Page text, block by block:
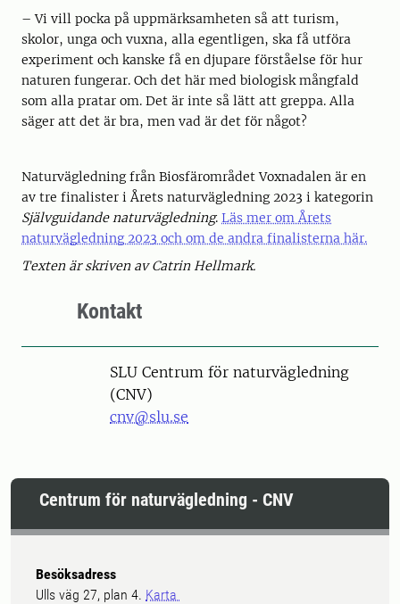
– Vi vill pocka på uppmärksamheten så att turism,
skolor, unga och vuxna, alla egentligen, ska få utföra
experiment och kanske få en djupare förståelse för hur
naturen fungerar. Och det här med biologisk mångfald
som alla pratar om. Det är inte så lätt att greppa. Alla
säger att det är bra, men vad är det för något?
Naturvägledning från Biosfärområdet Voxnadalen är en
av tre finalister i Årets naturvägledning 2023 i kategorin
Självguidande naturvägledning. Läs mer om Årets
naturvägledning 2023 och om de andra finalisterna här.
Texten är skriven av Catrin Hellmark.
Kontakt
SLU Centrum för naturvägledning
(CNV)
cnv@slu.se
Centrum för naturvägledning - CNV
Besöksadress
Ulls väg 27, plan 4. Karta